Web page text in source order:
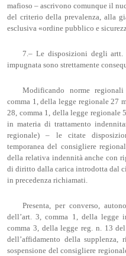
mafioso – ascrivono comunque il
del criterio della prevalenza, alla
esclusiva «ordine pubblico e
7.– Le disposizioni degli
impugnata sono strettamente
Modificando norme
comma 1, della legge regionale 27
28, comma 1, della legge
in materia di trattamento
regionale) – le citate
temporanea del consigliere
della relativa indennità anche con
di diritto dalla carica introdotta dal
in precedenza richiamati.
Presenta, per converso,
dell’art. 3, comma 1, della legge
comma 3, della legge reg. n. 13
dell’affidamento della
sospensione del consigliere